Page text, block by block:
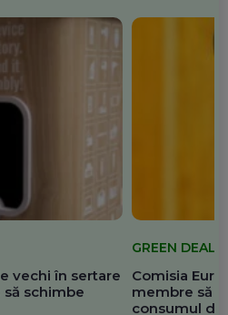
vechi în sertare
schimbe
GREEN DEAL
Comisia
membre să
consumul de